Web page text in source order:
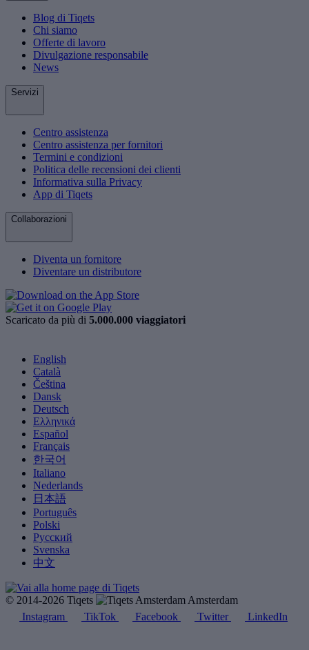
Blog di Tiqets
Chi siamo
Offerte di lavoro
Divulgazione responsabile
News
Servizi
Centro assistenza
Centro assistenza per fornitori
Termini e condizioni
Politica delle recensioni dei clienti
Informativa sulla Privacy
App di Tiqets
Collaborazioni
Diventa un fornitore
Diventare un distributore
Scaricato da più di 5.000.000 viaggiatori
English
Català
Čeština
Dansk
Deutsch
Ελληνικά
Español
Français
한국어
Italiano
Nederlands
日本語
Português
Polski
Русский
Svenska
中文
© 2014-2026 Tiqets
Amsterdam
Instagram
TikTok Facebook Twitter LinkedIn